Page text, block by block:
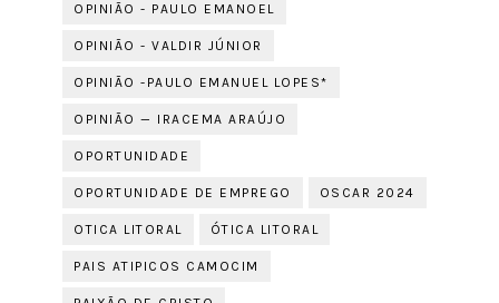
OPINIÃO - PAULO EMANOEL
OPINIÃO - VALDIR JÚNIOR
OPINIÃO -PAULO EMANUEL LOPES*
OPINIÃO — IRACEMA ARAÚJO
OPORTUNIDADE
OPORTUNIDADE DE EMPREGO OSCAR 2024
OTICA LITORAL ÓTICA LITORAL
PAIS ATIPICOS CAMOCIM